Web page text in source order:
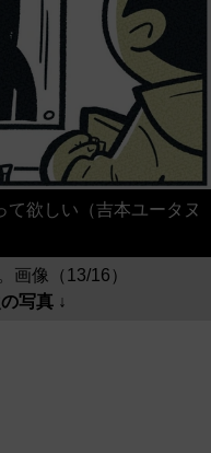
欲しい（吉本ユータヌ
画像（13/16）
写真 ↓